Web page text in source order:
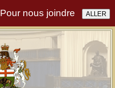
Pour nous joindre